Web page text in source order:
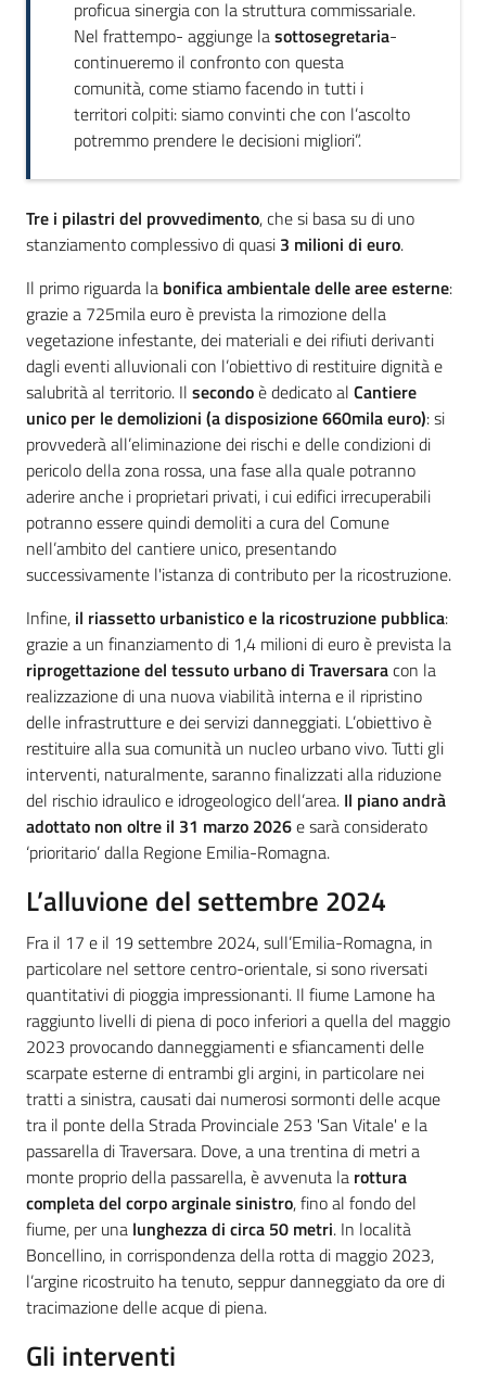
proficua sinergia con la struttura commissariale.
Nel frattempo- aggiunge lasottosegretaria-
continueremo il confronto con questa
comunità, come stiamo facendo in tutti i
territori colpiti: siamo convinti che con l’ascolto
potremmo prendere le decisioni migliori”.
Tre i pilastri del provvedimento, che si basa su di uno
stanziamento complessivo di quasi 3 milioni di euro.
Il primo riguarda la bonifica ambientale delle aree esterne:
grazie a 725mila euro è prevista la rimozione della
vegetazione infestante, dei materiali e dei rifiuti derivanti
dagli eventi alluvionali con l’obiettivo di restituire dignità e
salubrità al territorio. Il secondoè dedicato al Cantiere
unico per le demolizioni (a disposizione 660mila euro): si
provvederà all’eliminazione dei rischi e delle condizioni di
pericolo della zona rossa, una fase alla quale potranno
aderire anche i proprietari privati, i cui edifici irrecuperabili
potranno essere quindi demoliti a cura del Comune
nell’ambito del cantiere unico, presentando
successivamente l'istanza di contributo per la ricostruzione.
Infine, il riassetto urbanistico e la ricostruzione pubblica:
grazie a un finanziamento di 1,4 milioni di euro è prevista la
riprogettazione del tessuto urbano di Traversaracon la
realizzazione di una nuova viabilità interna e il ripristino
delle infrastrutture e dei servizi danneggiati. L’obiettivo è
restituire alla sua comunità un nucleo urbano vivo. Tutti gli
interventi, naturalmente, saranno finalizzati alla riduzione
del rischio idraulico e idrogeologico dell’area. Il piano andrà
adottato non oltre il 31 marzo 2026e sarà considerato
‘prioritario’ dalla Regione Emilia-Romagna.
L’alluvione del settembre 2024
Fra il 17 e il 19 settembre 2024, sull’Emilia-Romagna, in
particolare nel settore centro-orientale, si sono riversati
quantitativi di pioggia impressionanti. Il fiume Lamone ha
raggiunto livelli di piena di poco inferiori a quella del maggio
2023 provocando danneggiamenti e sfiancamenti delle
scarpate esterne di entrambi gli argini, in particolare nei
tratti a sinistra, causati dai numerosi sormonti delle acque
tra il ponte della Strada Provinciale 253 'San Vitale' e la
passarella di Traversara. Dove, a una trentina di metri a
monte proprio della passarella, è avvenuta la rottura
completa del corpo arginale sinistro, fino al fondo del
fiume, per una lunghezza di circa 50 metri. In località
Boncellino, in corrispondenza della rotta di maggio 2023,
l’argine ricostruito ha tenuto, seppur danneggiato da ore di
tracimazione delle acque di piena.
Gli interventi